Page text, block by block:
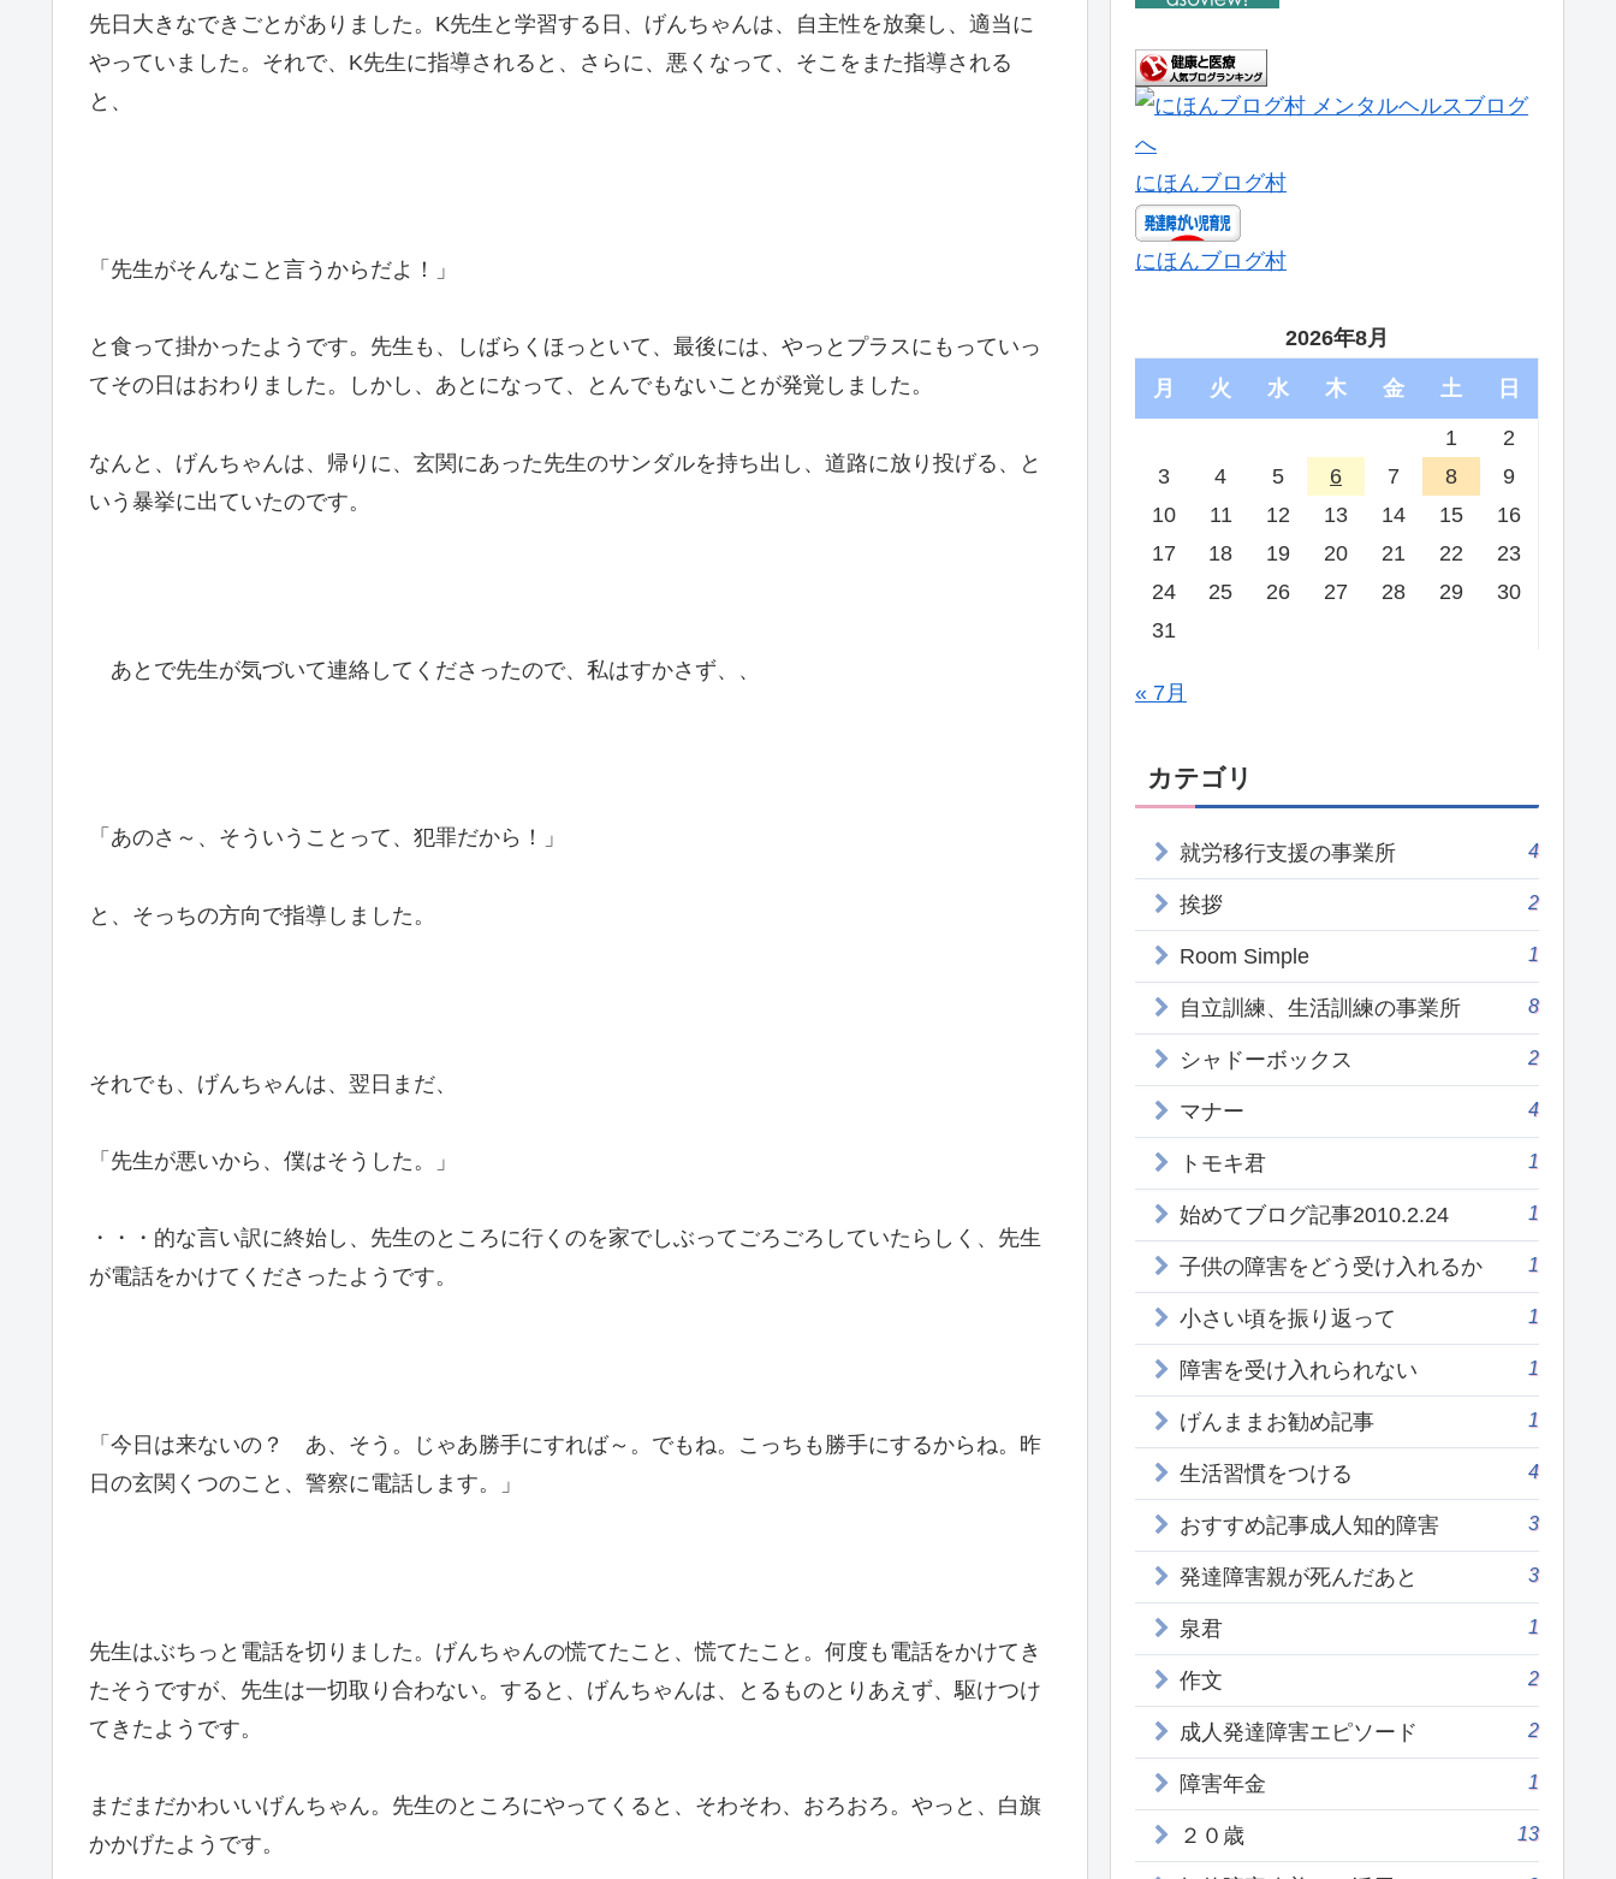
先日大きなできごとがありました。K先生と学習する日、げんちゃんは、自主性を放棄し、適当に
やっていました。それで、K先生に指導されると、さらに、悪くなって、そこをまた指導される
と、
「先生がそんなこと言うからだよ！」
と食って掛かったようです。先生も、しばらくほっといて、最後には、やっとプラスにもっていっ
てその日はおわりました。しかし、あとになって、とんでもないことが発覚しました。
なんと、げんちゃんは、帰りに、玄関にあった先生のサンダルを持ち出し、道路に放り投げる、と
いう暴挙に出ていたのです。
あとで先生が気づいて連絡してくださったので、私はすかさず、、
「あのさ～、そういうことって、犯罪だから！」
と、そっちの方向で指導しました。
それでも、げんちゃんは、翌日まだ、
「先生が悪いから、僕はそうした。」
・・・的な言い訳に終始し、先生のところに行くのを家でしぶってごろごろしていたらしく、先生
が電話をかけてくださったようです。
「今日は来ないの？ あ、そう。じゃあ勝手にすれば～。でもね。こっちも勝手にするからね。昨
日の玄関くつのこと、警察に電話します。」
先生はぶちっと電話を切りました。げんちゃんの慌てたこと、慌てたこと。何度も電話をかけてき
たそうですが、先生は一切取り合わない。すると、げんちゃんは、とるものとりあえず、駆けつけ
てきたようです。
まだまだかわいいげんちゃん。先生のところにやってくると、そわそわ、おろおろ。やっと、白旗
かかげたようです。
にほんブログ村
にほんブログ村
2026年8月
月 火 水 木 金 土 日
1
2
3
4 5 6 7 8
9
10
11 12 13 14 15
16
17
18 19 20 21 22
23
24
25 26 27 28 29
30
31
« 7月
カテゴリ
就労移行支援の事業所 4
挨拶 2
Room Simple 1
自立訓練、生活訓練の事業所 8
シャドーボックス 2
マナー 4
トモキ君 1
始めてブログ記事2010.2.24 1
子供の障害をどう受け入れるか 1
小さい頃を振り返って 1
障害を受け入れられない 1
げんままお勧め記事 1
生活習慣をつける 4
おすすめ記事成人知的障害 3
発達障害親が死んだあと 3
泉君 1
作文 2
成人発達障害エピソード 2
障害年金 1
２０歳 13